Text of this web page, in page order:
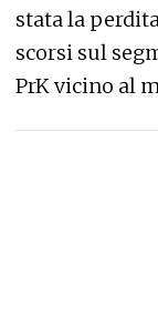
stata la
scorsi sul
PrK vicino al